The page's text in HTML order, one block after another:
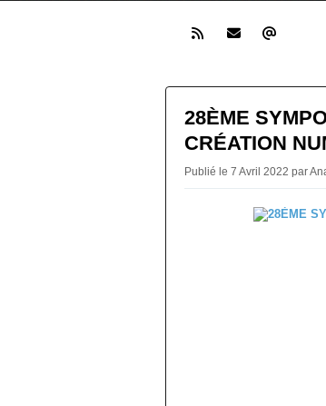
28ÈME
CRÉATION
Publié le 7 Avril 2022 par